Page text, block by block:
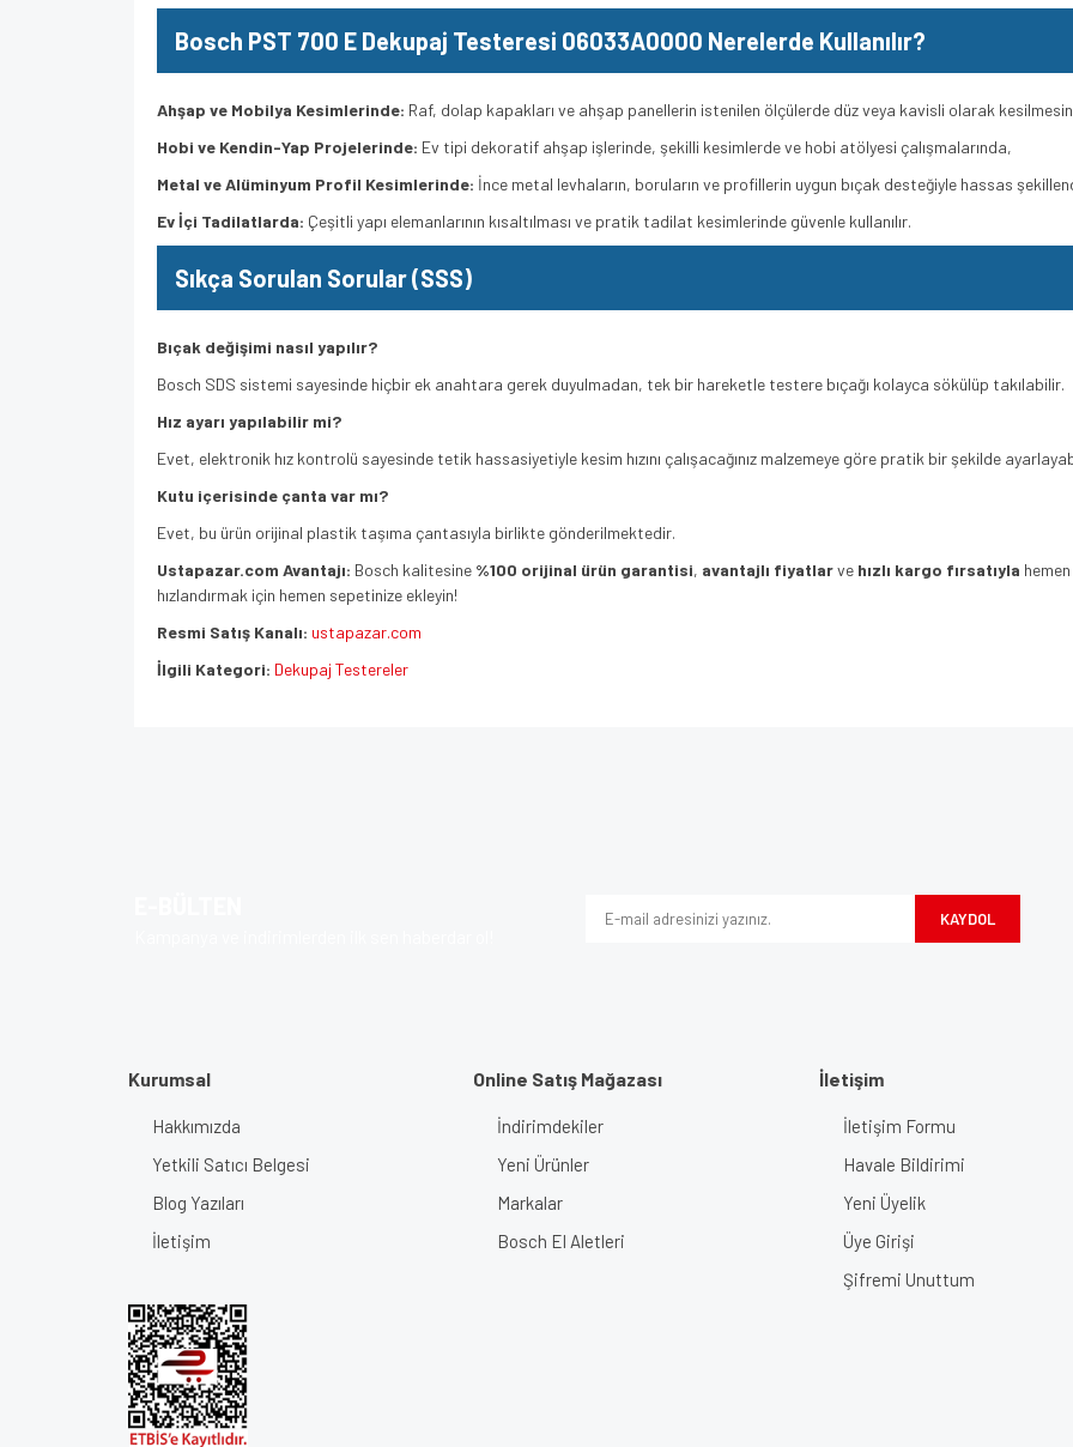
Bosch PST 700 E Dekupaj Testeresi 06033A0000 Nerelerde Kullanılır?
Ahşap ve Mobilya Kesimlerinde: Raf, dolap kapakları ve ahşap panellerin istenilen ölçülerde düz veya kavisli olarak
Hobi ve Kendin-Yap Projelerinde: Ev tipi dekoratif ahşap işlerinde, şekilli kesimlerde ve hobi atölyesi çalışmalarında,
Metal ve Alüminyum Profil Kesimlerinde: İnce metal levhaların, boruların ve profillerin uygun bıçak desteğiyle hassas
Ev İçi Tadilatlarda: Çeşitli yapı elemanlarının kısaltılması ve pratik tadilat kesimlerinde güvenle kullanılır.
Sıkça Sorulan Sorular (SSS)
Bıçak değişimi nasıl yapılır?
Bosch SDS sistemi sayesinde hiçbir ek anahtara gerek duyulmadan, tek bir hareketle testere bıçağı kolayca sökülüp takılabilir.
Hız ayarı yapılabilir mi?
Evet, elektronik hız kontrolü sayesinde tetik hassasiyetiyle kesim hızını çalışacağınız malzemeye göre pratik bir şekilde
Kutu içerisinde çanta var mı?
Evet, bu ürün orijinal plastik taşıma çantasıyla birlikte gönderilmektedir.
Ustapazar.com Avantajı: Bosch kalitesine %100 orijinal ürün garantisi, avantajlı fiyatlarve hızlı kargo fırsatıyla
hızlandırmak için hemen sepetinize ekleyin!
Resmi Satış Kanalı: ustapazar.com
İlgili Kategori: Dekupaj Testereler
KAYDOL
Kurumsal
Hakkımızda
Yetkili Satıcı Belgesi
Blog Yazıları
İletişim
Online Satış Mağazası
İndirimdekiler
Yeni Ürünler
Markalar
Bosch El Aletleri
İletişim
İletişim Formu
Havale Bildirimi
Yeni Üyelik
Üye Girişi
Şifremi Unuttum